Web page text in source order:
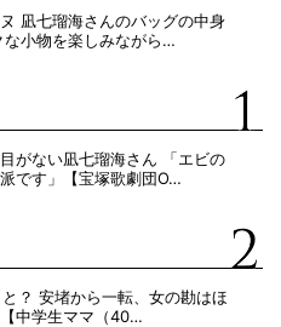
凪七瑠海さんのバッグの中身
な小物を楽しみながら…
がない凪七瑠海さん 「エビの
です」【宝塚歌劇団O…
？ 安堵から一転、女の勘はほ
中学生ママ（40…